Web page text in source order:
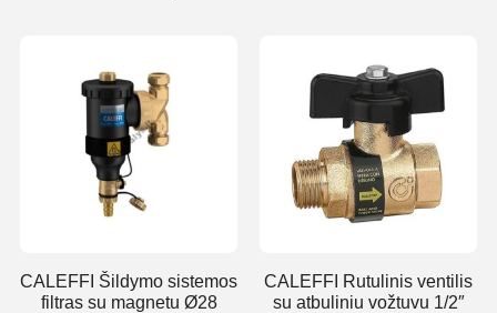
CALEFFI Šildymo sistemos
filtras su magnetu Ø28
CALEFFI Rutulinis ventilis
su atbuliniu vožtuvu 1/2″